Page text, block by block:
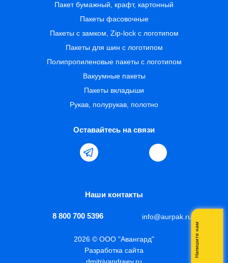
Пакет бумажный, крафт, картонный
Пакеты фасовочные
Пакеты с замком, Zip-lock с логотипом
Пакеты для шин с логотипом
Полипропиленовые пакеты с логотипом
Вакуумные пакеты
Пакеты вкладыши
Рукав, полурукав, полотно
Оставайтесь на связи
Наши контакты
8 800 700 5396 info@aurpak.ru
2026 © ООО "Авангард"
Разработка сайта
Напишите нам